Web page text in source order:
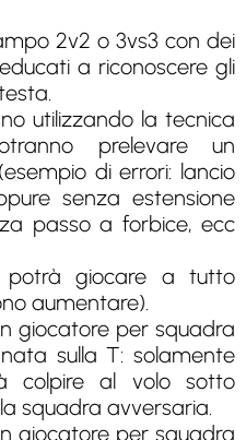
2v2 o 3vs3 con dei
a riconoscere gli
utilizzando la tecnica
prelevare un
di errori: lancio
senza estensione
passo a forbice, ecc
giocare a tutto
aumentare).
giocatore per squadra
sulla T: solamente
colpire al volo sotto
squadra avversaria.
giocatore per squadra